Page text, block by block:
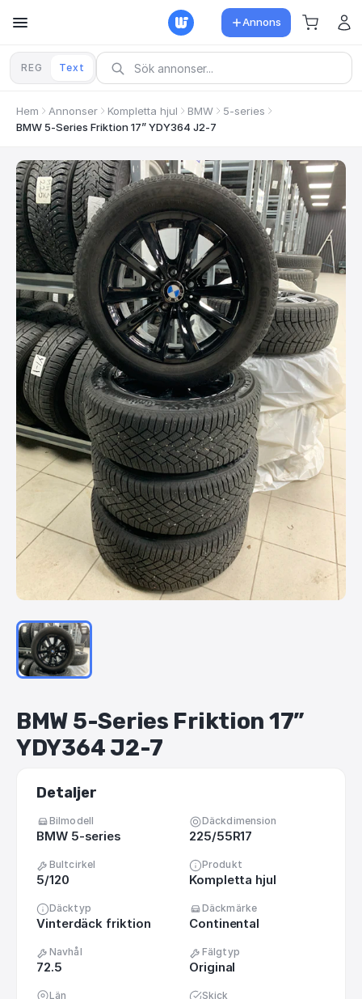
Annons
REG Text
Hem Annonser Kompletta hjul BMW
5-series
BMW 5-Series Friktion 17” YDY364 J2-7
BMW 5-Series Friktion 17”
YDY364 J2-7
Detaljer
Bilmodell
BMW 5-series
Däckdimension
225/55R17
Bultcirkel
5/120
Produkt
Kompletta hjul
Däcktyp
Vinterdäck friktion
Däckmärke
Continental
Navhål
72.5
Fälgtyp
Original
Län Skick